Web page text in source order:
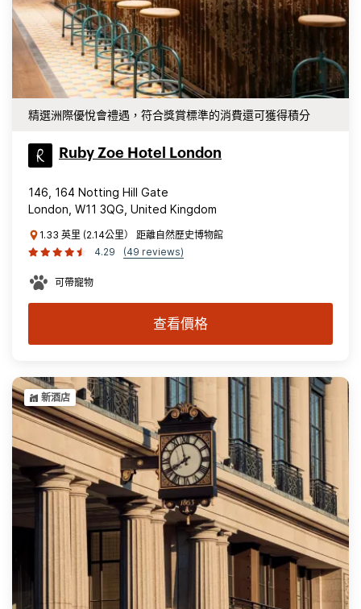
精選洲際優悅會禮遇，符合獎賞標準的消費還可獲得積分
Ruby Zoe Hotel London
146, 164 Notting Hill Gate
London, W11 3QG, United Kingdom
1.33 英里 (2.14公里） 距離自然歷史博物館
4.29
(49 reviews)
可帶寵物
查看價格
新酒店